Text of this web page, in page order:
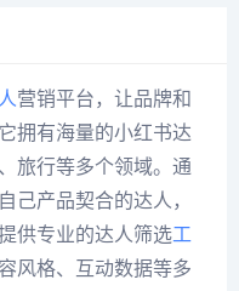
营销平台，让品牌和
拥有海量的小红书达
旅行等多个领域。通
己产品契合的达人，
供专业的达人筛选工
风格、互动数据等多